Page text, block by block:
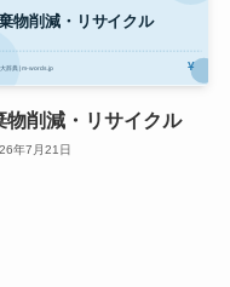
物削減・リサイクル
年7月21日